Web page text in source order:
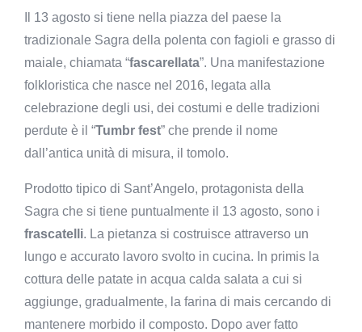
Il 13 agosto si tiene nella piazza del paese la
tradizionale Sagra della polenta con fagioli e grasso di
maiale, chiamata “fascarellata”. Una manifestazione
folkloristica che nasce nel 2016, legata alla
celebrazione degli usi, dei costumi e delle tradizioni
perdute è il “Tumbr fest” che prende il nome
dall’antica unità di misura, il tomolo.
Prodotto tipico di Sant’Angelo, protagonista della
Sagra che si tiene puntualmente il 13 agosto, sono i
frascatelli. La pietanza si costruisce attraverso un
lungo e accurato lavoro svolto in cucina. In primis la
cottura delle patate in acqua calda salata a cui si
aggiunge, gradualmente, la farina di mais cercando di
mantenere morbido il composto. Dopo aver fatto